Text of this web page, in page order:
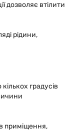
дозволяє втілити
рідини,
градусів
приміщення,